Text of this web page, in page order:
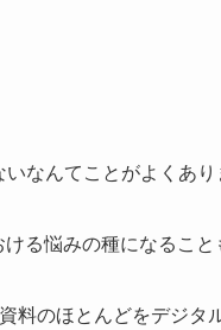
なんてことがよくあり
る悩みの種になること
のほとんどをデジタ